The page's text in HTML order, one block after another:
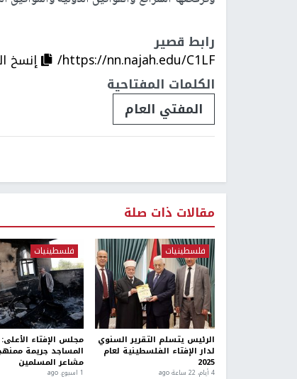
رابط قصير
https://nn.najah.edu/C1LF/
إنسخ
الكلمات المفتاحية
المفتي العام
مقالات ذات صلة
فلسطينيات
الرئيس يتسلم التقرير السنوي
لدار الإفتاء الفلسطينية لعام
2025
4 أيام، 22 ساعة ago
فلسطينيات
مجلس الإفتاء
المساجد جريمة
مشاعر المسلمين
1 اسبوع. ago